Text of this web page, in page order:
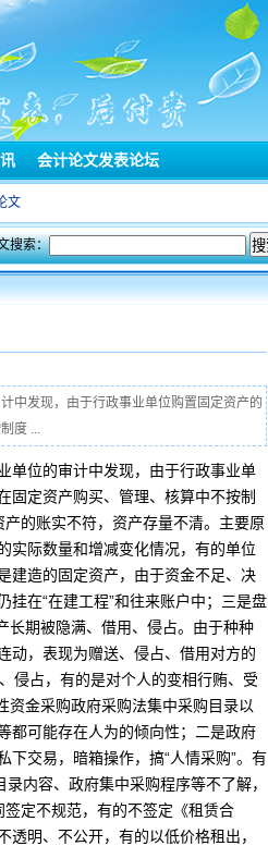
会计论文发表论坛
文
搜索：
发现，由于行政事业单位购置固定资产的
度 ...
位的审计中发现，由于行政事业单
固定资产购买、管理、核算中不按制
的账实不符，资产存量不清。主要原
实际数量和增减变化情况，有的单位
建造的固定资产，由于资金不足、决
在“在建工程”和往来账户中；三是盘
期被隐满、借用、侵占。由于种种
动，表现为赠送、侵占、借用对方的
侵占，有的是对个人的变相行贿、受
金采购政府采购法集中采购目录以
都可能存在人为的倾向性；二是政府
交易，暗箱操作，搞“人情采购”。有
内容、政府集中采购程序等不了解，
定不规范，有的不签定《租赁合
明、不公开，有的以低价格租出，